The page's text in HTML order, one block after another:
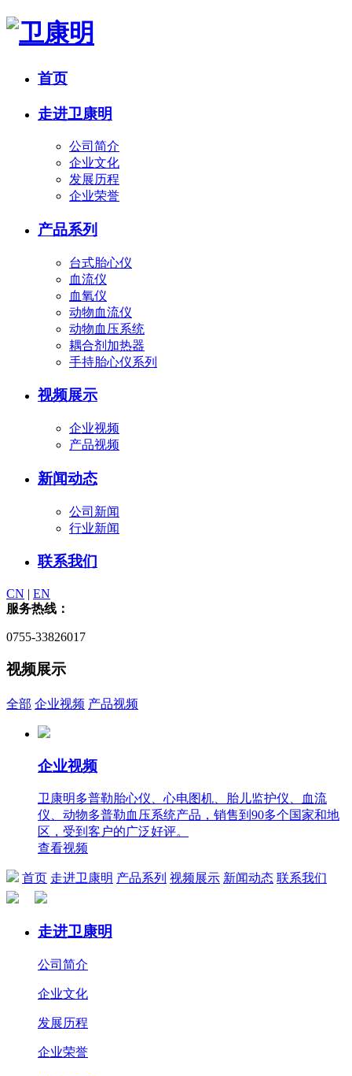
首页
走进卫康明
公司简介
企业文化
发展历程
企业荣誉
产品系列
台式胎心仪
血流仪
血氧仪
动物血流仪
动物血压系统
耦合剂加热器
手持胎心仪系列
视频展示
企业视频
产品视频
新闻动态
公司新闻
行业新闻
联系我们
CN | EN
服务热线：
0755-33826017
视频展示
全部 企业视频 产品视频
企业视频
卫康明多普勒胎心仪、心电图机、胎儿监护仪、血流
仪、动物多普勒血压系统产品，销售到90多个国家和地
区，受到客户的广泛好评。
查看视频
首页 走进卫康明 产品系列 视频展示 新闻动态 联系我们
走进卫康明
公司简介
企业文化
发展历程
企业荣誉